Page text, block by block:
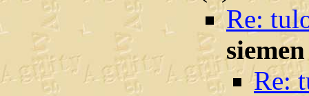
Re:
siemen
Re: